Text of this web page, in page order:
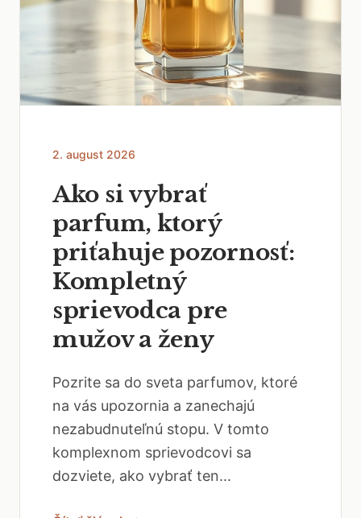
2. august 2026
Ako si vybrať
parfum, ktorý
priťahuje pozornosť:
Kompletný
sprievodca pre
mužov a ženy
Pozrite sa do sveta parfumov, ktoré
na vás upozornia a zanechajú
nezabudnuteľnú stopu. V tomto
komplexnom sprievodcovi sa
dozviete, ako vybrať ten...